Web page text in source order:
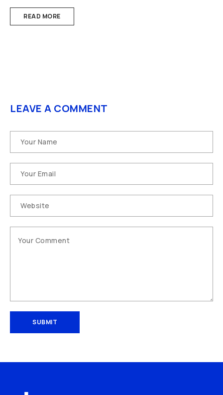
READ MORE
LEAVE A COMMENT
SUBMIT